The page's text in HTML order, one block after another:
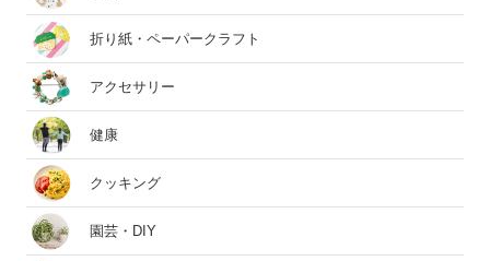
折り紙・ペーパークラフト
アクセサリー
健康
クッキング
園芸・DIY